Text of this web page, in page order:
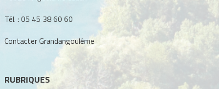
Tél. : 05 45 38 60 60
Contacter Grandangoulême
RUBRIQUES